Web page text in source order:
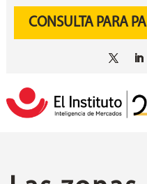
CONSULTA PARA